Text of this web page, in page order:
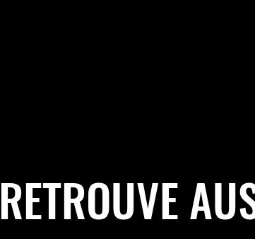
RETROUVE